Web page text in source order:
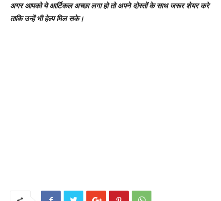
अगर आपको ये आर्टिकल अच्छा लगा हो तो अपने दोस्तों के साथ जरूर शेयर करे
ताकि उन्हें भी हेल्प मिल सके।